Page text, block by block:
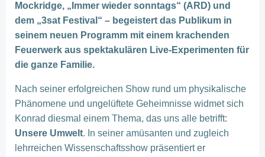
Mockridge, „Immer wieder sonntags“ (ARD) und
dem „3sat Festival“ – begeistert das Publikum in
seinem neuen Programm mit einem krachenden
Feuerwerk aus spektakulären Live-Experimenten für
die ganze Familie.
Nach seiner erfolgreichen Show rund um physikalische
Phänomene und ungelüftete Geheimnisse widmet sich
Konrad diesmal einem Thema, das uns alle betrifft:
Unsere Umwelt. In seiner amüsanten und zugleich
lehrreichen Wissenschaftsshow präsentiert er